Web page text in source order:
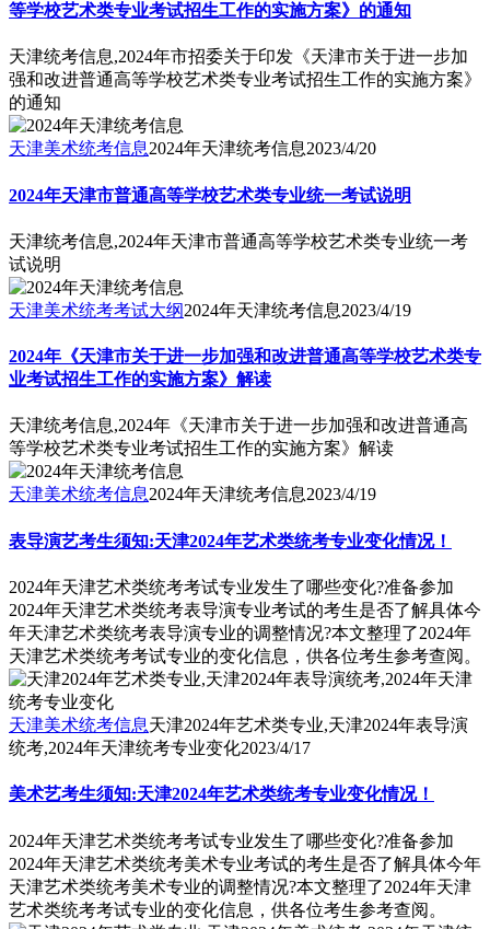
等学校艺术类专业考试招生工作的实施方案》的通知
天津统考信息,2024年市招委关于印发《天津市关于进一步加
强和改进普通高等学校艺术类专业考试招生工作的实施方案》
的通知
天津美术统考信息2024年天津统考信息2023/4/20
2024年天津市普通高等学校艺术类专业统一考试说明
天津统考信息,2024年天津市普通高等学校艺术类专业统一考
试说明
天津美术统考考试大纲2024年天津统考信息2023/4/19
2024年《天津市关于进一步加强和改进普通高等学校艺术类专
业考试招生工作的实施方案》解读
天津统考信息,2024年《天津市关于进一步加强和改进普通高
等学校艺术类专业考试招生工作的实施方案》解读
天津美术统考信息2024年天津统考信息2023/4/19
表导演艺考生须知:天津2024年艺术类统考专业变化情况！
2024年天津艺术类统考考试专业发生了哪些变化?准备参加
2024年天津艺术类统考表导演专业考试的考生是否了解具体今
年天津艺术类统考表导演专业的调整情况?本文整理了2024年
天津艺术类统考考试专业的变化信息，供各位考生参考查阅。
天津美术统考信息天津2024年艺术类专业,天津2024年表导演
统考,2024年天津统考专业变化2023/4/17
美术艺考生须知:天津2024年艺术类统考专业变化情况！
2024年天津艺术类统考考试专业发生了哪些变化?准备参加
2024年天津艺术类统考美术专业考试的考生是否了解具体今年
天津艺术类统考美术专业的调整情况?本文整理了2024年天津
艺术类统考考试专业的变化信息，供各位考生参考查阅。